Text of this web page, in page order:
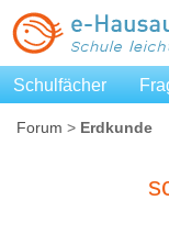
Schulfächer
Forum > Erdkunde